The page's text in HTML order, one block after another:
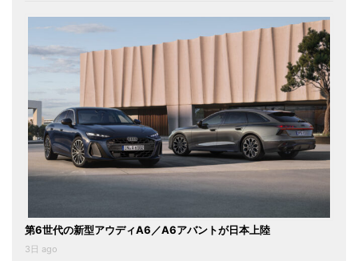
第6世代の新型アウディA6／A6アバントが日本上陸
3日 ago